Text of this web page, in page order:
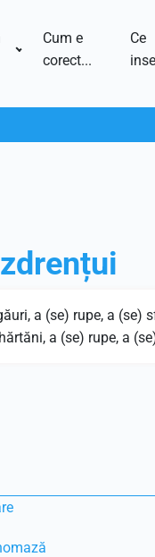
Cum e
corect...
Ce
zdrențui
a (se) rupe, a (se)
a (se) rupe, a